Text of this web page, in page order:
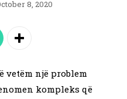
8, 2020
vetëm një problem
kompleks që